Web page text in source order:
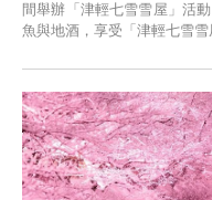
間舉辦「津輕七雪雪屋」活
魚與地酒，享受「津輕七雪雪